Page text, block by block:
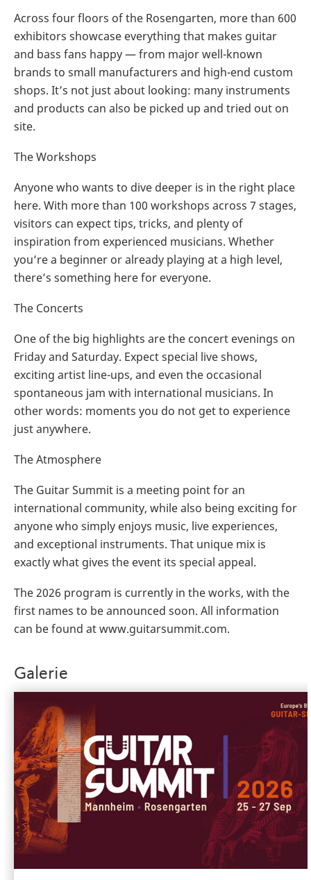
Across four floors of the Rosengarten, more than 600
exhibitors showcase everything that makes guitar
and bass fans happy — from major well-known
brands to small manufacturers and high-end custom
shops. It’s not just about looking: many instruments
and products can also be picked up and tried out on
site.
The Workshops
Anyone who wants to dive deeper is in the right place
here. With more than 100 workshops across 7 stages,
visitors can expect tips, tricks, and plenty of
inspiration from experienced musicians. Whether
you’re a beginner or already playing at a high level,
there’s something here for everyone.
The Concerts
One of the big highlights are the concert evenings on
Friday and Saturday. Expect special live shows,
exciting artist line-ups, and even the occasional
spontaneous jam with international musicians. In
other words: moments you do not get to experience
just anywhere.
The Atmosphere
The Guitar Summit is a meeting point for an
international community, while also being exciting for
anyone who simply enjoys music, live experiences,
and exceptional instruments. That unique mix is
exactly what gives the event its special appeal.
The 2026 program is currently in the works, with the
first names to be announced soon. All information
can be found at www.guitarsummit.com.
Galerie